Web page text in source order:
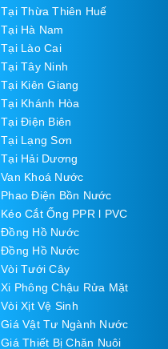
Tại Thừa Thiên Huế
Tại Hà Nam
Tại Lào Cai
Tại Tây Ninh
Tại Kiên Giang
Tại Khánh Hòa
Tại Điện Biên
Tại Lạng Sơn
Tại Hải Dương
Van Khoá Nước
Phao Điện Bồn Nước
Kéo Cắt Ống PPR l PVC
Đồng Hồ Nước
Đồng Hồ Nước
Vòi Tưới Cây
Xi Phông Chậu Rửa Mặt
Vòi Xịt Vệ Sinh
Giá Vật Tư Ngành Nước
Giá Thiết Bị Chăn Nuôi